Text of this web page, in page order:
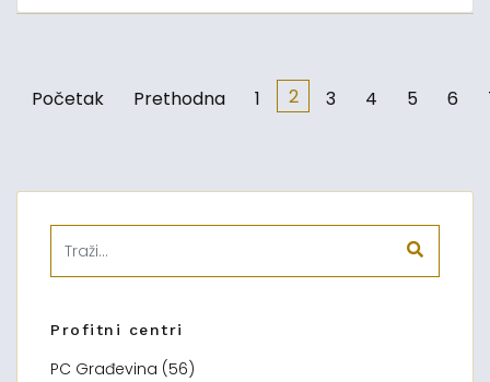
Početak Prethodna 1 2 3 4 5 6
Profitni centri
PC Građevina (56)